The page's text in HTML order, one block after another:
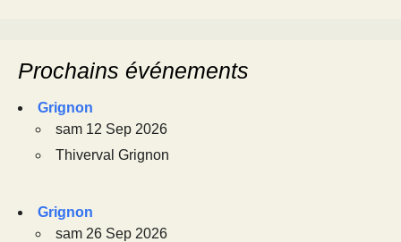
Prochains événements
Grignon
sam 12 Sep 2026
Thiverval Grignon
Grignon
sam 26 Sep 2026